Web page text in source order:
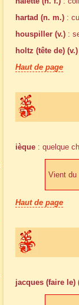
hartad (n. m.) :
houspiller (v.) :
holtz (tête de) (v.)
Haut de page
ièque : quelque
Vient du
Haut de page
jacques (faire le)